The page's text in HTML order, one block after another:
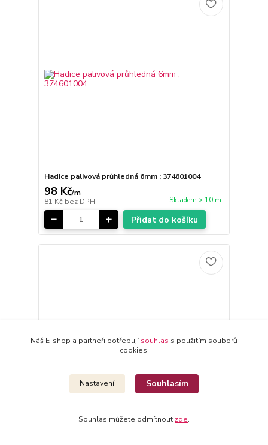
Hadice palivová průhledná 6mm ; 374601004
98 Kč/m
81 Kč bez DPH Skladem > 10 m
Přidat do košíku
Náš E-shop a partneři potřebujísouhlas s použitím souborů
cookies.
Nastavení Souhlasím
Souhlas můžete odmítnout zde.